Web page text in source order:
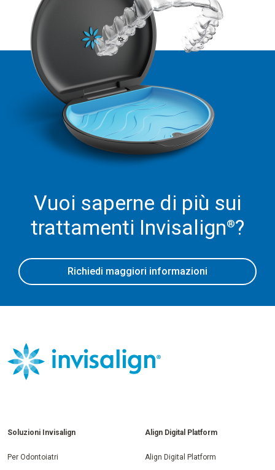
Vuoi saperne di più sui
trattamenti Invisalign®?
Richiedi maggiori informazioni
Soluzioni Invisalign
Per Odontoiatri
Align Digital Platform
Align Digital Platform